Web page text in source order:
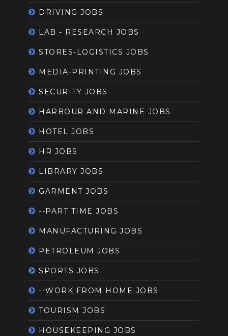
DRIVING JOBS
LAB - RESEARCH JOBS
STORES-LOGISTICS JOBS
MEDIA-PRINTING JOBS
SECURITY JOBS
HARBOUR AND MARINE JOBS
HOTEL JOBS
HR JOBS
LIBRARY JOBS
GARMENT JOBS
--PART TIME JOBS
MANUFACTURING JOBS
PETROLEUM JOBS
SPORTS JOBS
--WORK FROM HOME JOBS
TOURISM JOBS
HOUSEKEEPING JOBS